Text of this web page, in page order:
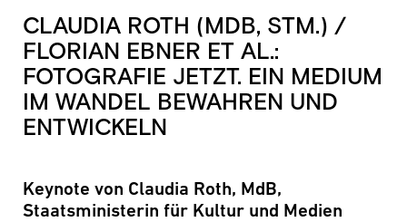
CLAUDIA ROTH (MDB, STM.) /
FLORIAN EBNER ET AL.:
FOTOGRAFIE JETZT. EIN MEDIUM
IM WANDEL BEWAHREN UND
ENTWICKELN
Keynote von Claudia Roth, MdB,
Staatsministerin für Kultur und Medien